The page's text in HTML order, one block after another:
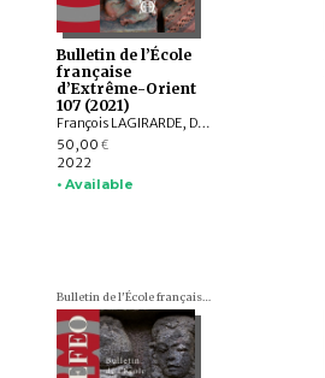
Bulletin de l’École
française
d’Extrême-Orient
107 (2021)
François LAGIRARDE, Dominic GOODALL, Louis GABAUDE, Nicolas REVIRE, Bruno DAGENS, Andrea ACRI, Franciscus VERELLEN, Allan G. GRAPARD, Johan LEVILLAIN, Hans T. BAKKER, ZHANG Zhaoyang, Javier SCHNAKE, Thissana WEERAKIETSOONTORN
50,00 €
2022
• Available
Bulletin de l'École française d'Extrême-Orient (BEFEO)